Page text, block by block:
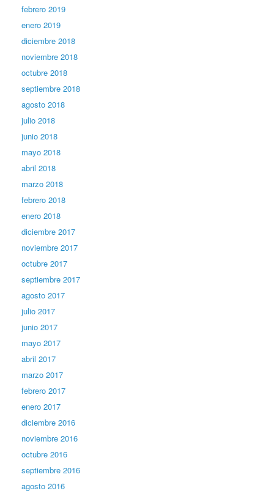
febrero 2019
enero 2019
diciembre 2018
noviembre 2018
octubre 2018
septiembre 2018
agosto 2018
julio 2018
junio 2018
mayo 2018
abril 2018
marzo 2018
febrero 2018
enero 2018
diciembre 2017
noviembre 2017
octubre 2017
septiembre 2017
agosto 2017
julio 2017
junio 2017
mayo 2017
abril 2017
marzo 2017
febrero 2017
enero 2017
diciembre 2016
noviembre 2016
octubre 2016
septiembre 2016
agosto 2016